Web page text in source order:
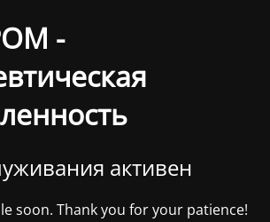
-
активен
soon. Thank you for your patience!